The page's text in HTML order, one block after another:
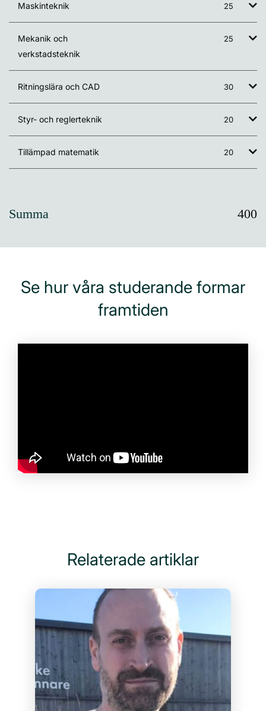
Maskinteknik 25
Mekanik och
verkstadsteknik
25
Ritningslära och CAD 30
Styr- och reglerteknik 20
Tillämpad matematik 20
Summa 400
Se hur våra studerande formar
framtiden
Relaterade artiklar